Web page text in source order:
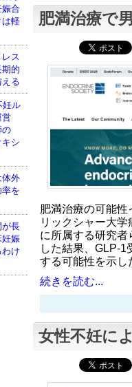
合
軽
ス
的
る
妊ル
営
の
キシ
外
を
が長
妊娠
け
肥満治療で
肥満治療の可能
リックシャー大
に所属する研究
した結果、GLP-1
する可能性を示
続きを読む...
女性不妊に